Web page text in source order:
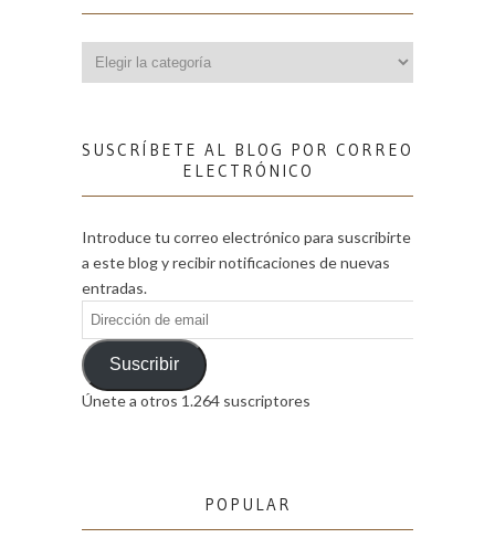
SUSCRÍBETE AL BLOG POR CORREO
ELECTRÓNICO
Introduce tu correo electrónico para suscribirte
a este blog y recibir notificaciones de nuevas
entradas.
Dirección
de
emailSuscribir
Únete a otros 1.264 suscriptores
POPULAR